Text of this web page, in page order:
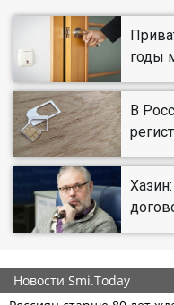
годы
В